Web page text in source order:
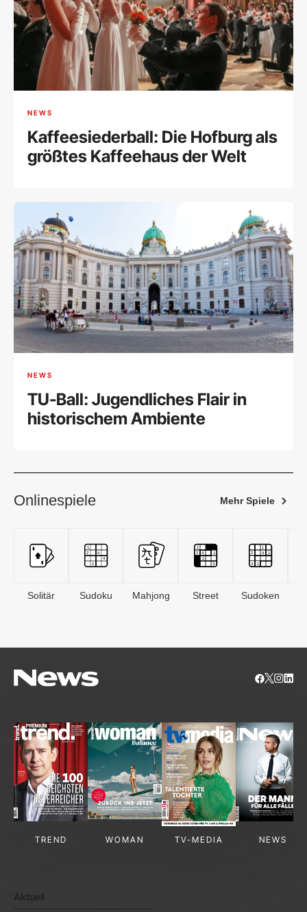
NEWS
Kaffeesiederball: Die Hofburg als
größtes Kaffeehaus der Welt
NEWS
TU-Ball: Jugendliches Flair in
historischem Ambiente
Onlinespiele Mehr Spiele
Solitär Sudoku Mahjong Street Sudoken
TREND WOMAN TV-MEDIA NEWS